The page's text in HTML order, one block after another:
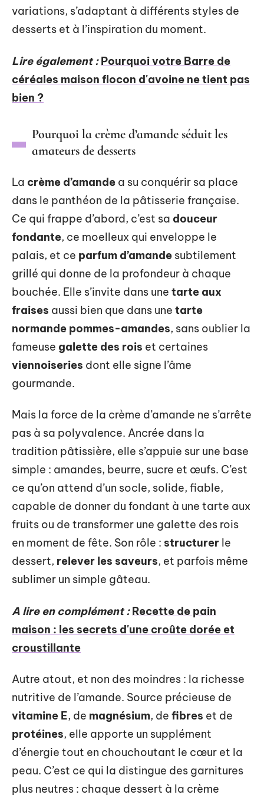
variations, s’adaptant à différents styles de
desserts et à l’inspiration du moment.
Lire également : Pourquoi votre Barre de
céréales maison flocon d'avoine ne tient pas
bien ?
Pourquoi la crème d’amande séduit les
amateurs de desserts
La crème d’amande a su conquérir sa place
dans le panthéon de la pâtisserie française.
Ce qui frappe d’abord, c’est sa douceur
fondante, ce moelleux qui enveloppe le
palais, et ce parfum d’amande subtilement
grillé qui donne de la profondeur à chaque
bouchée. Elle s’invite dans une tarte aux
fraises aussi bien que dans une tarte
normande pommes-amandes, sans oublier la
fameuse galette des rois et certaines
viennoiseries dont elle signe l’âme
gourmande.
Mais la force de la crème d’amande ne s’arrête
pas à sa polyvalence. Ancrée dans la
tradition pâtissière, elle s’appuie sur une base
simple : amandes, beurre, sucre et œufs. C’est
ce qu’on attend d’un socle, solide, fiable,
capable de donner du fondant à une tarte aux
fruits ou de transformer une galette des rois
en moment de fête. Son rôle : structurer le
dessert, relever les saveurs, et parfois même
sublimer un simple gâteau.
A lire en complément : Recette de pain
maison : les secrets d'une croûte dorée et
croustillante
Autre atout, et non des moindres : la richesse
nutritive de l’amande. Source précieuse de
vitamine E, de magnésium, de fibres et de
protéines, elle apporte un supplément
d’énergie tout en chouchoutant le cœur et la
peau. C’est ce qui la distingue des garnitures
plus neutres : chaque dessert à la crème